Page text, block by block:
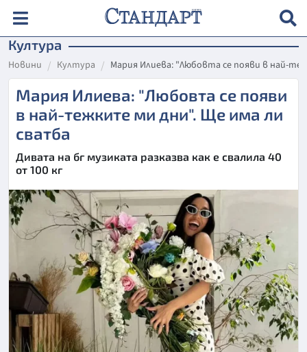
Култура
Новини Култура Мария Илиева: "Любовта се появи в най-
Мария Илиева: "Любовта се появи
в най-тежките ми дни". Ще има ли
сватба
Дивата на бг музиката разказва как е свалила 40
от 100 кг